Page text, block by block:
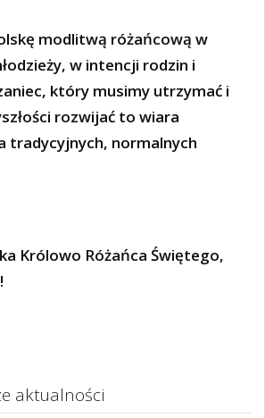
modlitwą różańcową w
w intencji rodzin i
który musimy utrzymać i
rozwijać to wiara
tradycyjnych, normalnych
Królowo Różańca Świętego,
aktualności